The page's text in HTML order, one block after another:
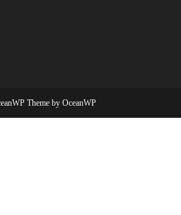
Theme by OceanWP